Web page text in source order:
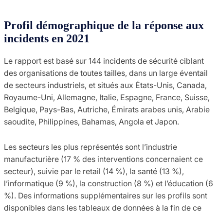
Profil démographique de la réponse aux
incidents en 2021
Le rapport est basé sur 144 incidents de sécurité ciblant
des organisations de toutes tailles, dans un large éventail
de secteurs industriels, et situés aux États-Unis, Canada,
Royaume-Uni, Allemagne, Italie, Espagne, France, Suisse,
Belgique, Pays-Bas, Autriche, Émirats arabes unis, Arabie
saoudite, Philippines, Bahamas, Angola et Japon.
Les secteurs les plus représentés sont l’industrie
manufacturière (17 % des interventions concernaient ce
secteur), suivie par le retail (14 %), la santé (13 %),
l’informatique (9 %), la construction (8 %) et l’éducation (6
%). Des informations supplémentaires sur les profils sont
disponibles dans les tableaux de données à la fin de ce